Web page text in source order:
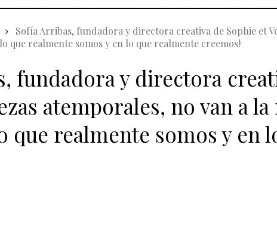
Sofía Arribas, fundadora y directora creativa de Sophie et
que realmente somos y en lo que realmente creemos!
fundadora y directora
atemporales, no van a
que realmente somos y en